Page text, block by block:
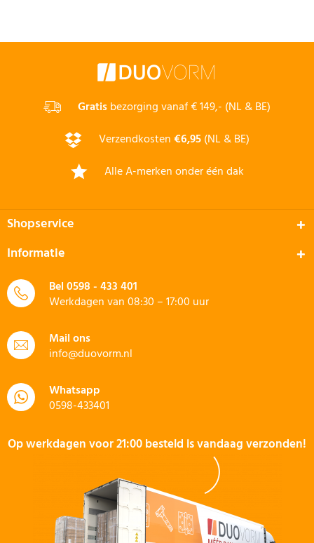
Gratisbezorging vanaf € 149,- (NL & BE)
Verzendkosten€6,95(NL & BE)
Alle A-merken onder één dak
Shopservice
Informatie
Bel0598 - 433 401
Werkdagen van 08:30 – 17:00 uur
Mail ons
info@duovorm.nl
Whatsapp
0598-433401
Op werkdagen voor 21:00 besteld is vandaag verzonden!